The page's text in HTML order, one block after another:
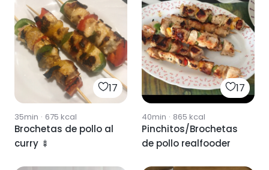
17
35min · 675 kcal
Brochetas de pollo al
curry 🍢
17
40min · 865 kcal
Pinchitos/Brochetas
de pollo realfooder